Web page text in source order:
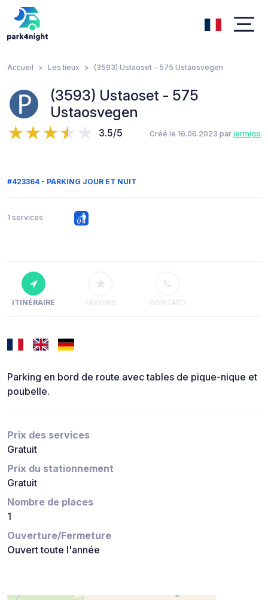
Accueil Les lieux (3593) Ustaoset - 575 Ustaosvegen
(3593) Ustaoset - 575
Ustaosvegen
3.5/5 Créé le 16.06.2023 par jermigo
#423364 - PARKING JOUR ET NUIT
1 services
ITINÉRAIRE FAVORIS CONTACT
Parking en bord de route avec tables de pique-nique et
poubelle.
Prix des services
Gratuit
Prix du stationnement
Gratuit
Nombre de places
1
Ouverture/Fermeture
Ouvert toute l'année